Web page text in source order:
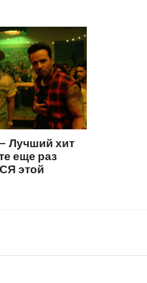
Лучший хит
еще раз
этой